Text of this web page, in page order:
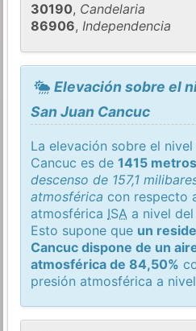
30190, Candelaria
86906,Independencia
Elevación sobre el
San Juan Cancuc
La elevación sobre el
Cancuc es de1415 metros
descenso de 157,1
atmosférica con respecto
atmosférica ISA a nivel del
Esto supone que un
Cancuc dispone de un
atmosférica de 84,50%
presión atmosférica a